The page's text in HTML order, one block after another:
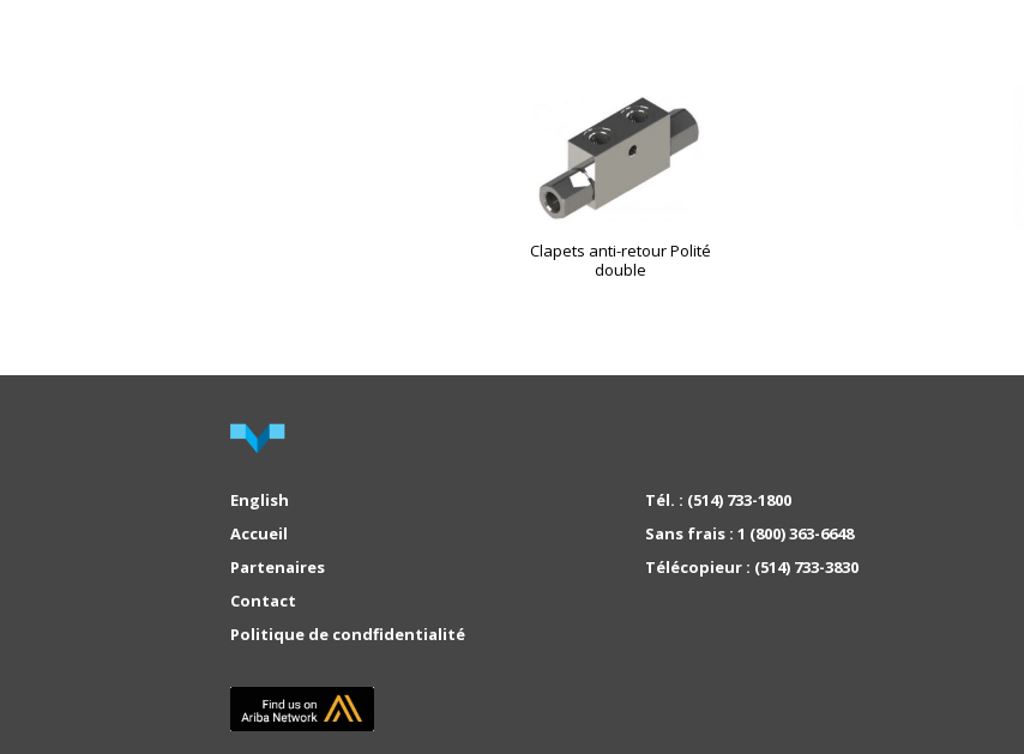
Clapets anti-retour Polité
double
English
Accueil
Partenaires
Contact
Politique de condfidentialité
Tél. : (514) 733-1800
Sans frais : 1 (800) 363-6648
Télécopieur : (514) 733-3830